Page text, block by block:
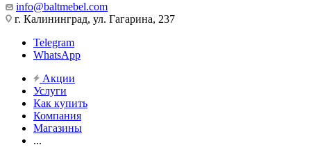
info@baltmebel.com
г. Калининград, ул. Гагарина, 237
Telegram
WhatsApp
Акции
Услуги
Как купить
Компания
Магазины
...